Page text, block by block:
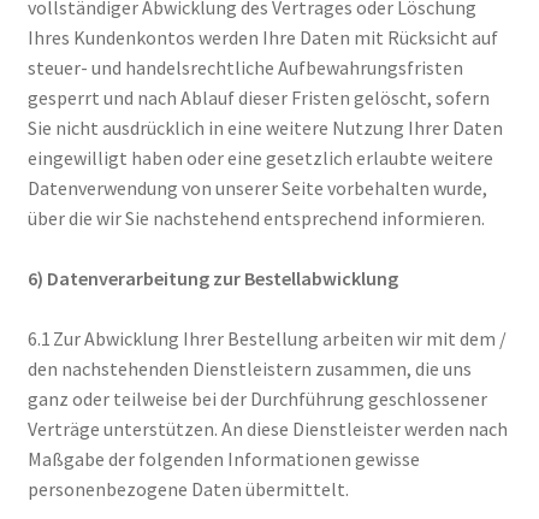
vollständiger Abwicklung des Vertrages oder Löschung
Ihres Kundenkontos werden Ihre Daten mit Rücksicht auf
steuer- und handelsrechtliche Aufbewahrungsfristen
gesperrt und nach Ablauf dieser Fristen gelöscht, sofern
Sie nicht ausdrücklich in eine weitere Nutzung Ihrer Daten
eingewilligt haben oder eine gesetzlich erlaubte weitere
Datenverwendung von unserer Seite vorbehalten wurde,
über die wir Sie nachstehend entsprechend informieren.
6) Datenverarbeitung zur Bestellabwicklung
6.1 Zur Abwicklung Ihrer Bestellung arbeiten wir mit dem /
den nachstehenden Dienstleistern zusammen, die uns
ganz oder teilweise bei der Durchführung geschlossener
Verträge unterstützen. An diese Dienstleister werden nach
Maßgabe der folgenden Informationen gewisse
personenbezogene Daten übermittelt.